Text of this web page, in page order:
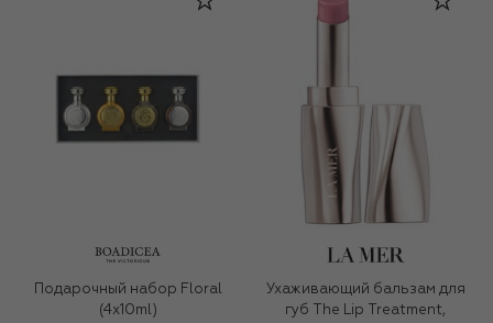
Подарочный набор Floral
(4x10ml)
Ухаживающий бальзам для
губ The Lip Treatment,